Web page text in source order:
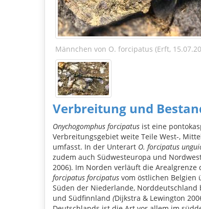
Männchen von O. forcipatus (Erft,
Verbreitung und
Onychogomphus forcipatus ist eine
Verbreitungsgebiet weite Teile West-,
umfasst. In der Unterart O. forcipatus
zudem auch Südwesteuropa und
2006). Im Norden verläuft die Arealgrenze
forcipatus forcipatus vom östlichen Belgien
Süden der Niederlande, Norddeutschland
und Südfinnland (Dijkstra & Lewington